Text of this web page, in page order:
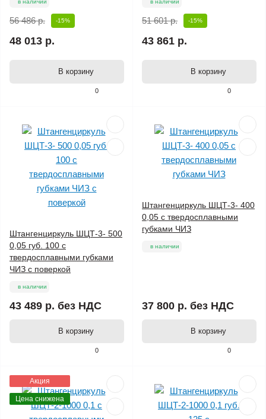
0
в наличии
56 486 р. -15%
48 013 р.
В корзину
0
в наличии
51 601 р. -15%
43 861 р.
В корзину
0
Штангенциркуль ШЦТ-3- 500
0,05 губ. 100 с
твердосплавными губками
ЧИЗ с поверкой
в наличии
43 489 р. без НДС
В корзину
0
Штангенциркуль ШЦТ-3- 400
0,05 с твердосплавными
губками ЧИЗ
в наличии
37 800 р. без НДС
В корзину
Акция
Цена снижена